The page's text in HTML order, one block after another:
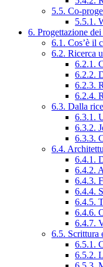
5.5. Co-
5.5.1.
6. Progettazione
6.1. Cos’è il
6.2. Ricerca
6.2.1.
6.2.2.
6.2.3.
6.2.4.
6.3. Dalla
6.3.1.
6.3.2.
6.3.3.
6.4.
6.4.1.
6.4.2.
6.4.3.
6.4.4.
6.4.5.
6.4.6.
6.4.7.
6.5. Scrittura
6.5.1.
6.5.2.